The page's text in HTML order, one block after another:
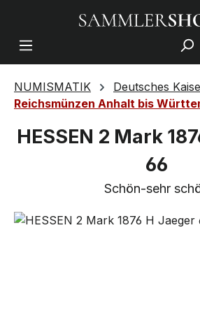
NUMISMATIK
Deutsches
Reichsmünzen Anhalt bis
HESSEN 2 Mark
66
Schön-sehr